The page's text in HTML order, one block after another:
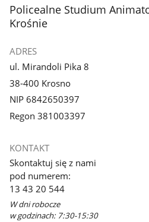
stopka
Policealne Studium
Krośnie
ADRES
ul. Mirandoli Pika 8
38-400 Krosno
NIP 6842650397
Regon 381003397
KONTAKT
Skontaktuj się z nami
pod numerem:
13 43 20 544
W dni robocze
w godzinach: 7:30-15:30